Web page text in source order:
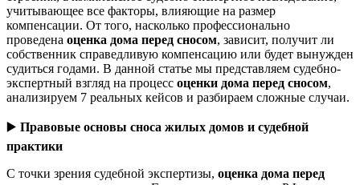
учитывающее все факторы, влияющие на размер
компенсации. От того, насколько профессионально
проведена оценка дома перед сносом, зависит, получит ли
собственник справедливую компенсацию или будет вынужден
судиться годами. В данной статье мы представляем судебно-
экспертный взгляд на процесс оценки дома перед сносом,
анализируем 7 реальных кейсов и разбираем сложные случаи.
▶️ Правовые основы сноса жилых домов и судебной
практики
С точки зрения судебной экспертизы, оценка дома перед